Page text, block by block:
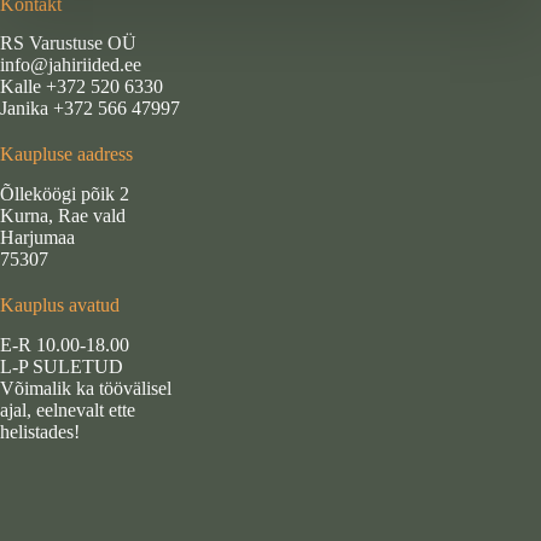
RS Varustuse OÜ
info@jahiriided.ee
Kalle +372 520 6330
Janika +372 566 47997
Kaupluse aadress
Õlleköögi põik 2
Kurna, Rae vald
Harjumaa
75307
Kauplus avatud
E-R 10.00-18.00
L-P SULETUD
Võimalik ka töövälisel
ajal, eelnevalt ette
helistades!